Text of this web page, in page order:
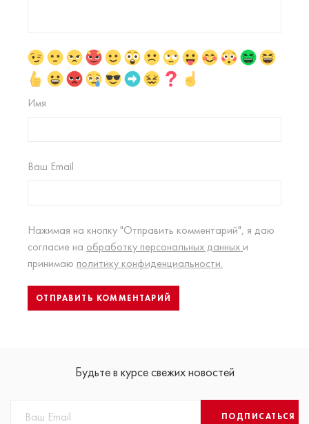
Имя
Ваш Email
Нажимая на кнопку "Отправить комментарий", я даю
согласие на обработку персональных данных и
принимаю политику конфиденциальности.
Будьте в курсе свежих новостей
ПОДПИСАТЬСЯ